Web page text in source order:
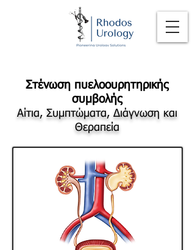
Στένωση πυελοουρητηρικής
συμβολής
Αίτια, Συμπτώματα, Διάγνωση και
Θεραπεία